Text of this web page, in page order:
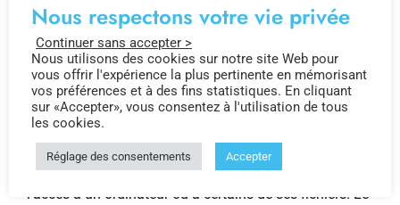
principal pour le travailleur à distance. Ce sont des e-
mails ou des SMS qui semblent provenir d’un contact
de confiance. Ils cherchent à récupérer des identifiants
de connexion pour accéder à des données sensibles, et
voler des informations confidentielles.
Les rançongiciels (ransomware)
Un rançongiciel permet aux cybercriminels de bloquer
l’accès à un ordinateur ou à certains de ses fichiers. Le
Nous respectons votre vie privée
Continuer sans accepter >
Nous utilisons des cookies sur notre site Web pour
vous offrir l'expérience la plus pertinente en mémorisant
vos préférences et à des fins statistiques. En cliquant
sur «Accepter», vous consentez à l'utilisation de tous
les cookies.
Réglage des consentements Accepter